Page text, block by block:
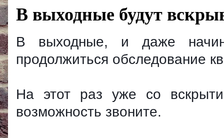
В выходные будут
В выходные, и даже
продолжиться обследование
На этот раз уже со
возможность звоните.